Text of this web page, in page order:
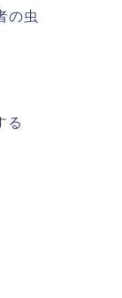
の虫
る